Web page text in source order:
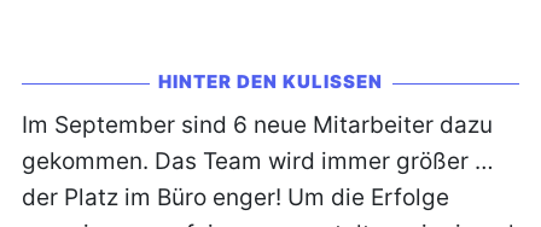
HINTER DEN KULISSEN
Im September sind 6 neue Mitarbeiter dazu
gekommen. Das Team wird immer größer …
der Platz im Büro enger! Um die Erfolge